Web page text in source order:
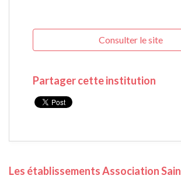
Consulter le site
Partager cette institution
Les établissements Association